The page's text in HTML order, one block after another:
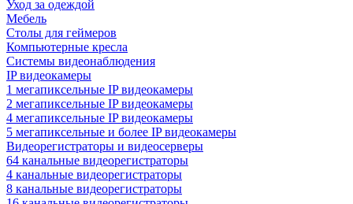
Уход за одеждой
Мебель
Столы для геймеров
Компьютерные кресла
Системы видеонаблюдения
IP видеокамеры
1 мегапиксельные IP видеокамеры
2 мегапиксельные IP видеокамеры
4 мегапиксельные IP видеокамеры
5 мегапиксельные и более IP видеокамеры
Видеорегистраторы и видеосерверы
64 канальные видеорегистраторы
4 канальные видеорегистраторы
8 канальные видеорегистраторы